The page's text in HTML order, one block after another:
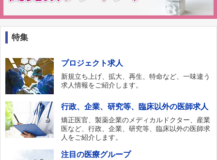
特集
プロジェクト求人
新規立ち上げ、拡大、再生、特命など、一味違う
求人情報をご紹介します。
行政、企業、研究等、臨床以外の医師求人
矯正医官、製薬企業のメディカルドクター、産業
医など、行政、企業、研究等、臨床以外の医師求
人をご紹介します。
注目の医療グループ